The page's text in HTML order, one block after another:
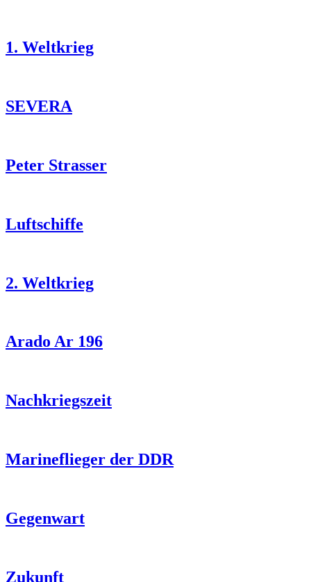
1. Weltkrieg
SEVERA
Peter Strasser
Luftschiffe
2. Weltkrieg
Arado Ar 196
Nachkriegszeit
Marineflieger der DDR
Gegenwart
Zukunft